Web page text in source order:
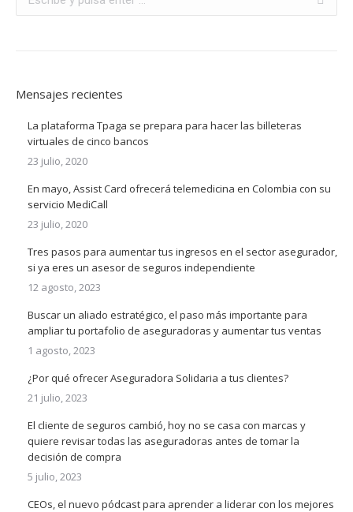
Mensajes recientes
La plataforma Tpaga se prepara para hacer las billeteras
virtuales de cinco bancos
23 julio, 2020
En mayo, Assist Card ofrecerá telemedicina en Colombia con su
servicio MediCall
23 julio, 2020
Tres pasos para aumentar tus ingresos en el sector asegurador,
si ya eres un asesor de seguros independiente
12 agosto, 2023
Buscar un aliado estratégico, el paso más importante para
ampliar tu portafolio de aseguradoras y aumentar tus ventas
1 agosto, 2023
¿Por qué ofrecer Aseguradora Solidaria a tus clientes?
21 julio, 2023
El cliente de seguros cambió, hoy no se casa con marcas y
quiere revisar todas las aseguradoras antes de tomar la
decisión de compra
5 julio, 2023
CEOs, el nuevo pódcast para aprender a liderar con los mejores